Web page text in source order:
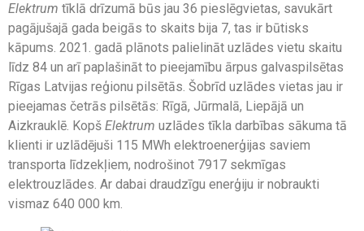
Elektrum tīklā drīzumā būs jau 36 pieslēgvietas, savukārt
pagājušajā gada beigās to skaits bija 7, tas ir būtisks
kāpums. 2021. gadā plānots palielināt uzlādes vietu skaitu
līdz 84 un arī paplašināt to pieejamību ārpus galvaspilsētas
Rīgas Latvijas reģionu pilsētās. Šobrīd uzlādes vietas jau ir
pieejamas četrās pilsētās: Rīgā, Jūrmalā, Liepājā un
Aizkrauklē. Kopš Elektrum uzlādes tīkla darbības sākuma tā
klienti ir uzlādējuši 115 MWh elektroenerģijas saviem
transporta līdzekļiem, nodrošinot 7917 sekmīgas
elektrouzlādes. Ar dabai draudzīgu enerģiju ir nobraukti
vismaz 640 000 km.